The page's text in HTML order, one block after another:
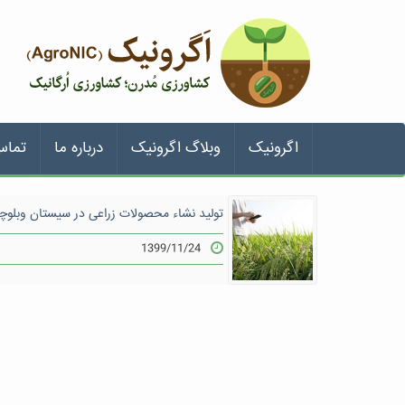
اگرونیک وبلاگ اگرونیک درباره ما
تولید نشاء محصولات زراعی در سیستان
1399/11/24